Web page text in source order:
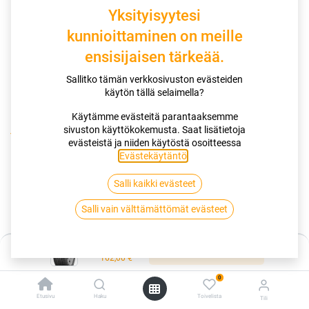
162,00€
Etusivu Haku
0
Toivelista Tili
Kauppa
195/55R20 95H GOODYEAR EFFICIENTGRIP PERFORMANCE
195/55R20 95H GOODYEAR
EFFICIENTGRIP PERFORMANCE XL
EAN:4038526490216 Tuotekoodi:276001
162,00
Yksityisyytesi
kunnioittaminen on meille
ensisijaisen tärkeää.
Sallitko tämän verkkosivuston evästeiden
käytön tällä selaimella?
Käytämme evästeitä parantaaksemme
sivuston käyttökokemusta. Saat lisätietoja
evästeistä ja niiden käytöstä osoitteessa
Evästekäytäntö
Salli kaikki evästeet
Salli vain välttämättömät evästeet